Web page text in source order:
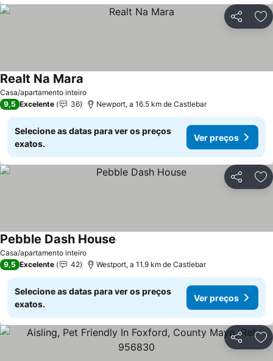
Partilhar
Casa/apartamento inteiro
Realt Na Mara
9,5 Excelente 36 Newport, a 16.5 km de Castlebar
Selecione as datas para ver os preços
exatos.
Ver preços
Partilhar
Casa/apartamento inteiro
Pebble Dash House
9,5 Excelente 42 Westport, a 11.9 km de Castlebar
Selecione as datas para ver os preços
exatos.
Ver preços
Partilhar